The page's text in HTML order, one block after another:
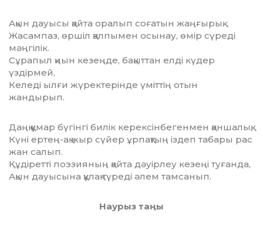
Ақын дауысы қайта оралып соғатын жаңғырық.
Жасампаз, өршіл қалпымен осынау, өмір сүреді
мәңгілік.
Сұрапыл қиын кезеңде, бақыттан елді күдер
үздірмей,
Келеді ылғи жүректерінде үміттің отын
жандырып.
Даңқ құмар бүгінгі билік керексінбегенмен қаншалық,
Күні ертең-ақ жыр сүйер ұрпақтың іздеп табары рас
жан салып.
Құдіретті поэзияның қайта дәуірлеу кезеңі туғанда,
Ақын дауысына құлақ түреді әлем тамсанып.
Наурыз таңы